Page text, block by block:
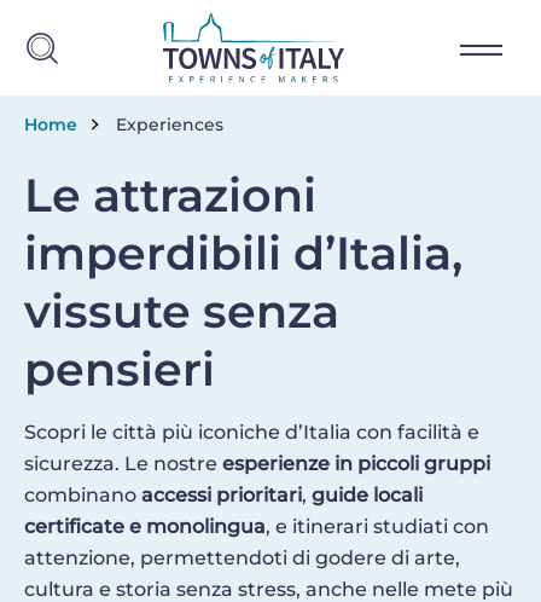
Briciole di pane
Home Experiences
Le attrazioni
imperdibili d’Italia,
vissute senza
pensieri
Scopri le città più iconiche d’Italia con facilità e
sicurezza. Le nostre esperienze in piccoli gruppi
combinano accessi prioritari, guide locali
certificate e monolingua, e itinerari studiati con
attenzione, permettendoti di godere di arte,
cultura e storia senza stress, anche nelle mete più